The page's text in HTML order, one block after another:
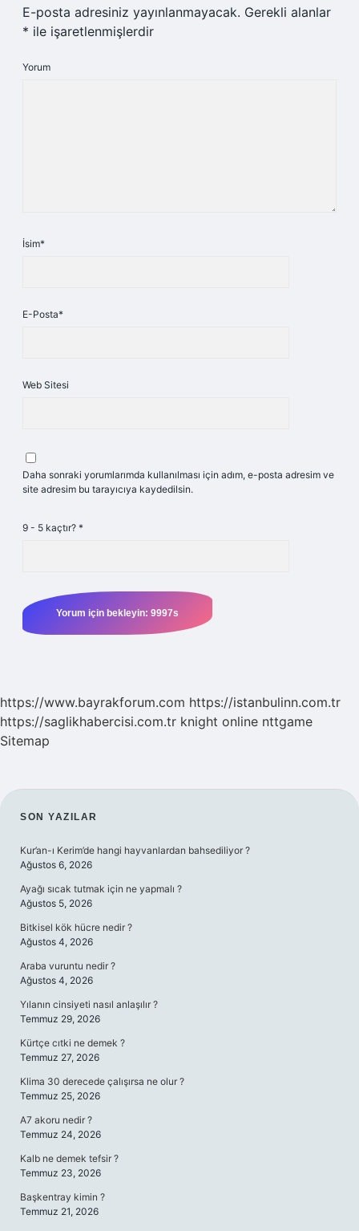
E-posta adresiniz yayınlanmayacak. Gerekli alanlar
* ile işaretlenmişlerdir
Yorum
İsim*
E-Posta*
Web Sitesi
Daha sonraki yorumlarımda kullanılması için adım, e-posta adresim ve
site adresim bu tarayıcıya kaydedilsin.
9 - 5 kaçtır? *
https://www.bayrakforum.com https://istanbulinn.com.tr
https://saglikhabercisi.com.tr knight online nttgame
Sitemap
SIDEBAR
SON YAZILAR
Kur’an-ı Kerim’de hangi hayvanlardan bahsediliyor ?
Ağustos 6, 2026
Ayağı sıcak tutmak için ne yapmalı ?
Ağustos 5, 2026
Bitkisel kök hücre nedir ?
Ağustos 4, 2026
Araba vuruntu nedir ?
Ağustos 4, 2026
Yılanın cinsiyeti nasıl anlaşılır ?
Temmuz 29, 2026
Kürtçe cıtki ne demek ?
Temmuz 27, 2026
Klima 30 derecede çalışırsa ne olur ?
Temmuz 25, 2026
A7 akoru nedir ?
Temmuz 24, 2026
Kalb ne demek tefsir ?
Temmuz 23, 2026
Başkentray kimin ?
Temmuz 21, 2026